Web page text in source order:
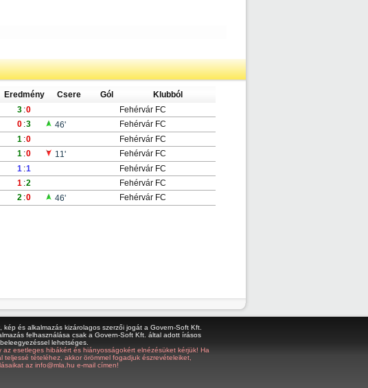
Eredmény Csere Gól
Klubból
3 :0
Fehérvár FC
0 :3 46'
Fehérvár FC
1 :0
Fehérvár FC
1 :0 11'
Fehérvár FC
1 :1
Fehérvár FC
1 :2
Fehérvár FC
2 :0 46' Fehérvár FC
és alkalmazás kizárolagos szerzői jogát a Govern-Soft Kft.
felhasználása csak a Govern-Soft Kft. által adott írásos
beleegyezéssel lehetséges.
esetleges hibákért és hiányosságokért elnézésüket kérjük! Ha
teljessé tételéhez, akkor örömmel fogadjuk észrevételeiket,
az info@mla.hu e-mail címen!